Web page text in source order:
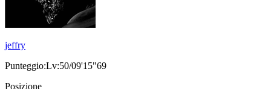
jeffry
Punteggio:Lv:50/09'15"69
Posizione